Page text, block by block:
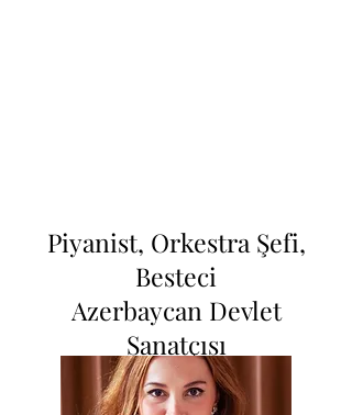
Piyanist, Orkestra Şefi,
Besteci
Azerbaycan Devlet
Sanatçısı